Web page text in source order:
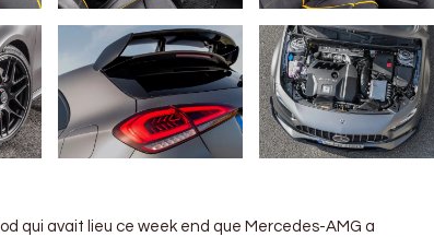
qui avait lieu ce week end que Mercedes-AMG a